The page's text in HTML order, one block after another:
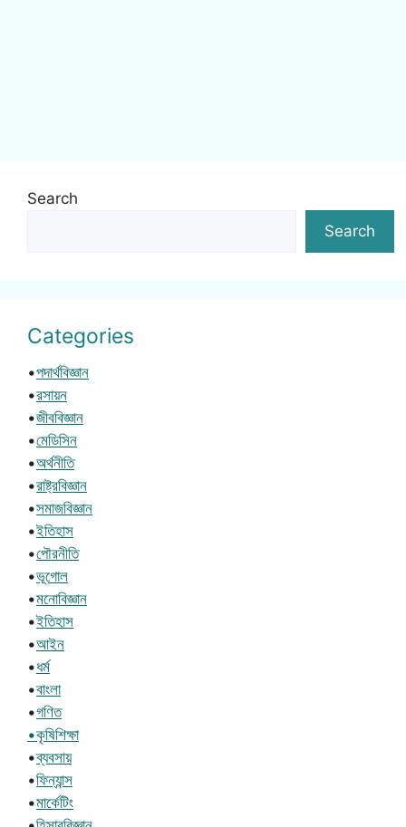
Search
Search
Categories
•পদার্থবিজ্ঞান
•রসায়ন
•জীববিজ্ঞান
•মেডিসিন
•অর্থনীতি
•রাষ্ট্রবিজ্ঞান
•সমাজবিজ্ঞান
•ইতিহাস
•পৌরনীতি
•ভূগোল
•মনোবিজ্ঞান
•ইতিহাস
•আইন
•ধর্ম
•বাংলা
•গণিত
•কৃষিশিক্ষা
•ব্যবসায়
•ফিন্যান্স
•মার্কেটিং